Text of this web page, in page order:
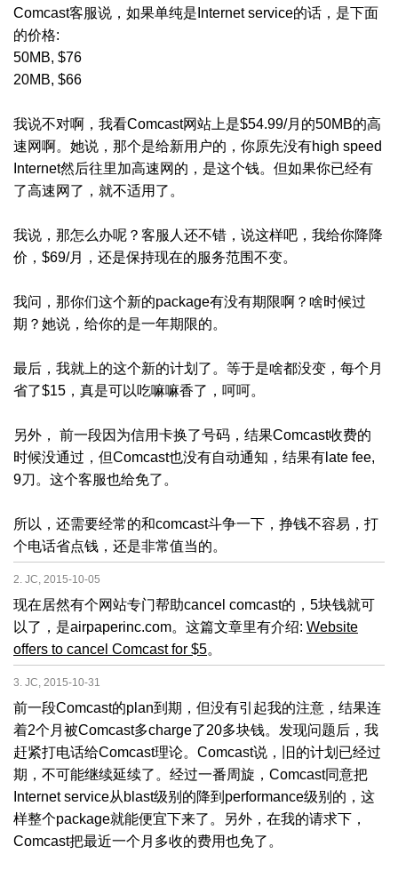
Comcast客服说，如果单纯是Internet service的话，是下面
的价格:
50MB, $76
20MB, $66
我说不对啊，我看Comcast网站上是$54.99/月的50MB的高
速网啊。她说，那个是给新用户的，你原先没有high speed
Internet然后往里加高速网的，是这个钱。但如果你已经有
了高速网了，就不适用了。
我说，那怎么办呢？客服人还不错，说这样吧，我给你降降
价，$69/月，还是保持现在的服务范围不变。
我问，那你们这个新的package有没有期限啊？啥时候过
期？她说，给你的是一年期限的。
最后，我就上的这个新的计划了。等于是啥都没变，每个月
省了$15，真是可以吃嘛嘛香了，呵呵。
另外， 前一段因为信用卡换了号码，结果Comcast收费的
时候没通过，但Comcast也没有自动通知，结果有late fee,
9刀。这个客服也给免了。
所以，还需要经常的和comcast斗争一下，挣钱不容易，打
个电话省点钱，还是非常值当的。
2. JC, 2015-10-05
现在居然有个网站专门帮助cancel comcast的，5块钱就可
以了，是airpaperinc.com。这篇文章里有介绍: Website
offers to cancel Comcast for $5。
3. JC, 2015-10-31
前一段Comcast的plan到期，但没有引起我的注意，结果连
着2个月被Comcast多charge了20多块钱。发现问题后，我
赶紧打电话给Comcast理论。Comcast说，旧的计划已经过
期，不可能继续延续了。经过一番周旋，Comcast同意把
Internet service从blast级别的降到performance级别的，这
样整个package就能便宜下来了。另外，在我的请求下，
Comcast把最近一个月多收的费用也免了。